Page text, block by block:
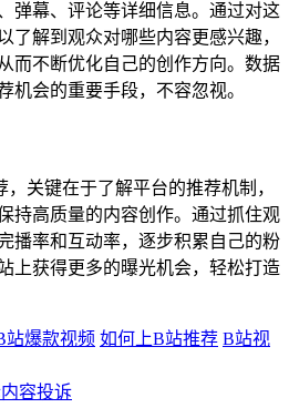
弹幕、评论等详细信息。通过对这
了解到观众对哪些内容更感兴趣，
而不断优化自己的创作方向。数据
机会的重要手段，不容忽视。
关键在于了解平台的推荐机制，
持高质量的内容创作。通过抓住观
播率和互动率，逐步积累自己的粉
上获得更多的曝光机会，轻松打造
站爆款视频 如何上B站推荐 B站视
内容投诉